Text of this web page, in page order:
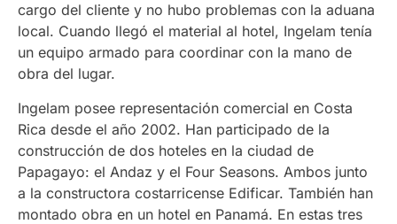
cargo del cliente y no hubo problemas con la aduana
local. Cuando llegó el material al hotel, Ingelam tenía
un equipo armado para coordinar con la mano de
obra del lugar.
Ingelam posee representación comercial en Costa
Rica desde el año 2002. Han participado de la
construcción de dos hoteles en la ciudad de
Papagayo: el Andaz y el Four Seasons. Ambos junto
a la constructora costarricense Edificar. También han
montado obra en un hotel en Panamá. En estas tres